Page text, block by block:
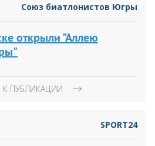
Союз биатлонистов Югры
открыли "Аллею
К ПУБЛИКАЦИИ
SPORT24